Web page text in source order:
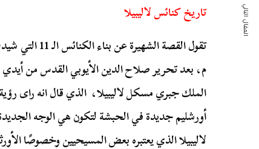
تاريخ كنائس لاليبيلا
م، بعد تحرير صلاح الدين الأيوبي القدس من
الملك جبري مسكل لاليبيلا، الذي قال انه راى رؤية
أورشليم جديدة في الحبشة لتكون هي الوجه
لاليبيلا الذي يعتبره بعض المسيحيين وخصوصًا
المقال التالي